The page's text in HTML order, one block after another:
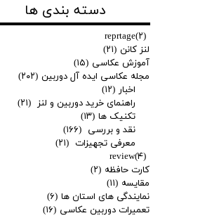
دسته بندی ها
reprtage(۲)
لنز کانن (۲۱)
آموزش عکاسی (۱۵)
مجله عکاسی ایده آل دوربین (۲۰۲)
اخبار (۱۲)
راهنمای خرید دوربین و لنز (۲۱)
تکنیک ها (۱۳)
نقد و بررسی (۱۶۶)
معرفی تجهیزات (۲۱)
review(۴)
کارت حافظه (۲)
مقایسه (۱۱)
نمایندگی های استان ها (۶)
تعمیرات دوربین عکاسی (۱۶)